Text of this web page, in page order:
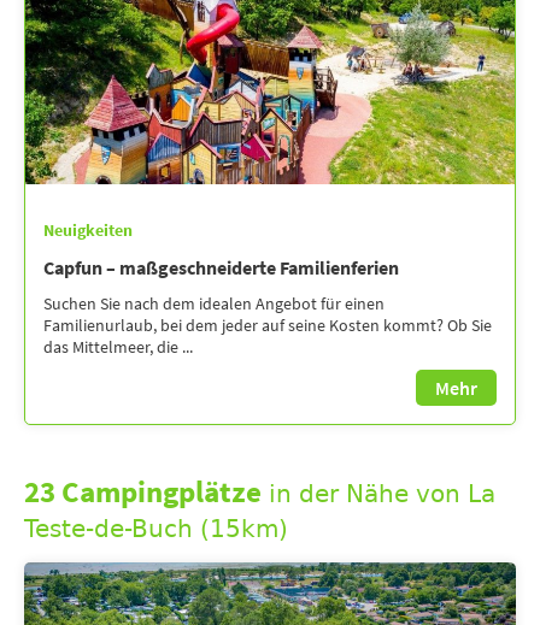
Neuigkeiten
Capfun – maßgeschneiderte Familienferien
Suchen Sie nach dem idealen Angebot für einen
Familienurlaub, bei dem jeder auf seine Kosten kommt? Ob Sie
das Mittelmeer, die ...
Mehr
23 Campingplätze in der Nähe von La
Teste-de-Buch (15km)